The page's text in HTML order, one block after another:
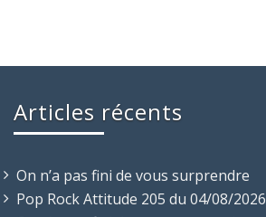
Articles récents
On n’a pas fini de vous surprendre
Pop Rock Attitude 205 du 04/08/2026